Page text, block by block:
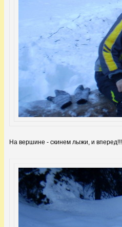
На вершине - скинем лыжи, и